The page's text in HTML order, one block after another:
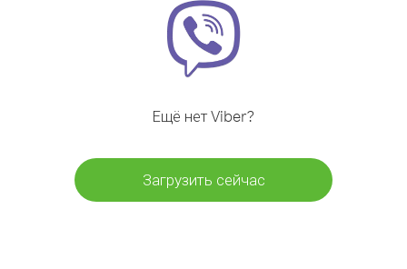
Ещё нет Viber?
Загрузить сейчас